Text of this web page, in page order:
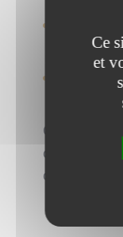
Des
Une
personnes
Ces
quantifier,
des
points
Ce
et